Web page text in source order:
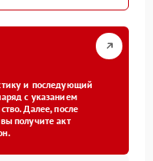
и последующий
с указанием
Далее, после
получите акт